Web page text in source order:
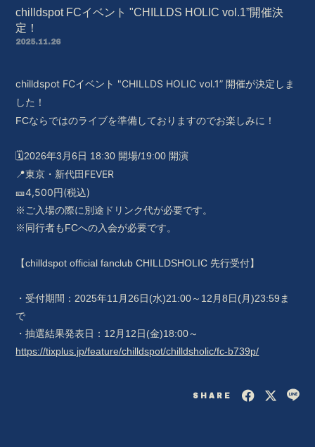
会員登録
MOVIE
RADIO
PHOTO
chilldspot FCイベント "CHILLDS HOLIC vol.1”開催決
定！
2025.11.26
chilldspot FCイベント "CHILLDS HOLIC vol.1” 開催が決定しま
した！
FCならではのライブを準備しておりますのでお楽しみに！
🗓️2026年3月6日 18:30 開場/19:00 開演
📍東京・新代田FEVER
🎫4,500円(税込)
※ご入場の際に別途ドリンク代が必要です。
※同行者もFCへの入会が必要です。
【chilldspot official fanclub CHILLDSHOLIC 先行受付】
・受付期間：2025年11月26日(水)21:00～12月8日(月)23:59ま
で
・抽選結果発表日：12月12日(金)18:00～
https://tixplus.jp/feature/chilldspot/chilldsholic/fc-b739p/
SHARE